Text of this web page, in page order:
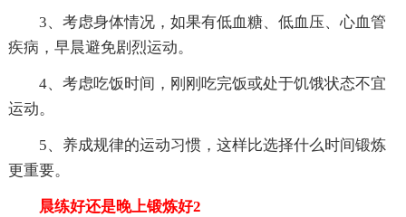
3、考虑身体情况，如果有低血糖、低血压、心血管
疾病，早晨避免剧烈运动。
4、考虑吃饭时间，刚刚吃完饭或处于饥饿状态不宜
运动。
5、养成规律的运动习惯，这样比选择什么时间锻炼
更重要。
晨练好还是晚上锻炼好2